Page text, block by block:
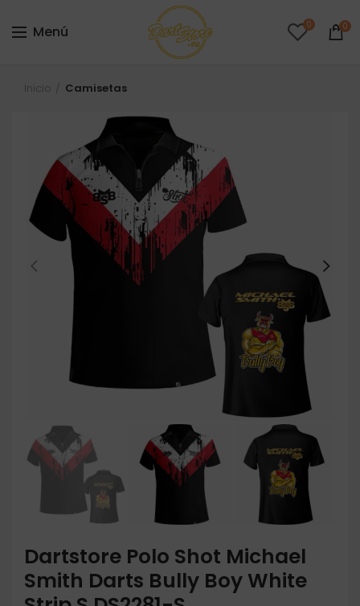
Menú 0 0
Inicio Camisetas
Dartstore Polo Shot Michael
Smith Darts Bully Boy White